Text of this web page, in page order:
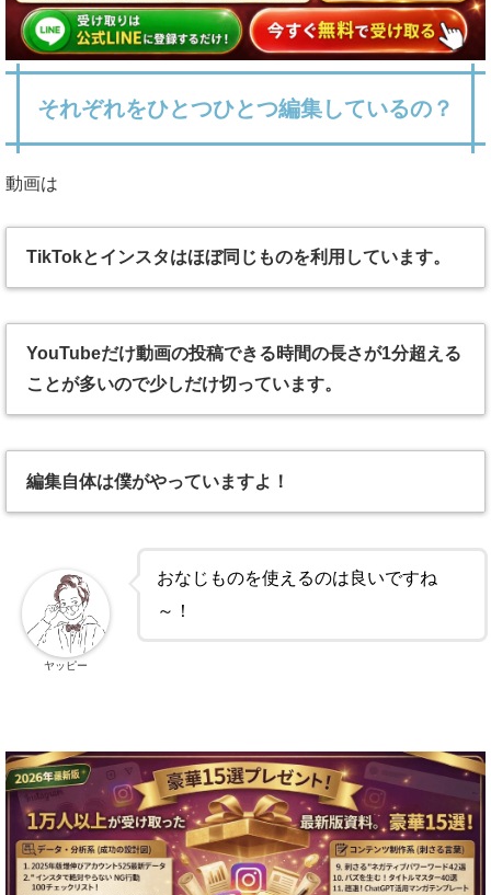
それぞれをひとつひとつ編集しているの？
動画は
TikTokとインスタはほぼ同じものを利用しています。
YouTubeだけ動画の投稿できる時間の長さが1分超える
ことが多いので少しだけ切っています。
編集自体は僕がやっていますよ！
おなじものを使えるのは良いですね
～！
ヤッピー